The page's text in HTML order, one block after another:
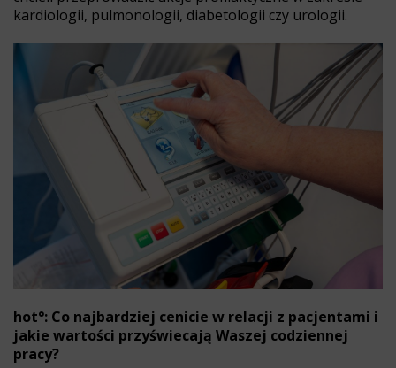
kardiologii, pulmonologii, diabetologii czy urologii.
hot°: Co najbardziej cenicie w relacji z pacjentami i
jakie wartości przyświecają Waszej codziennej
pracy?